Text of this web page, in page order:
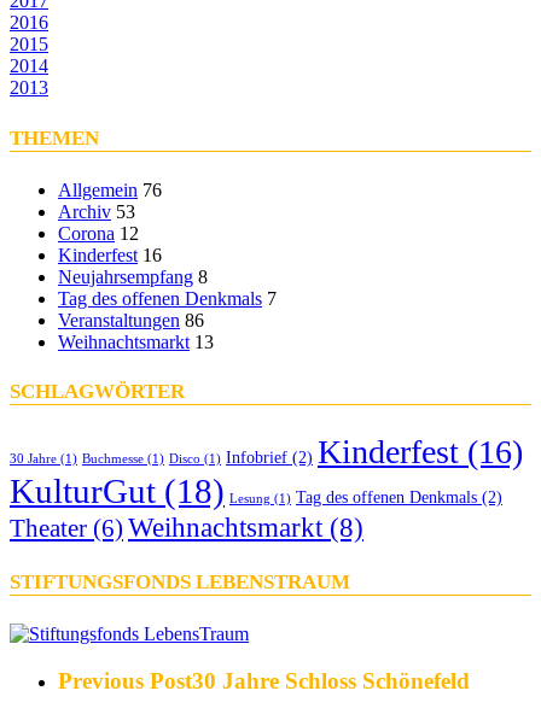
2016
2015
2014
2013
THEMEN
Allgemein 76
Archiv 53
Corona 12
Kinderfest 16
Neujahrsempfang 8
Tag des offenen Denkmals 7
Veranstaltungen 86
Weihnachtsmarkt 13
SCHLAGWÖRTER
30 Jahre (1) Buchmesse (1) Disco (1) Infobrief (2) Kinderfest (16)
KulturGut (18) Lesung (1) Tag des offenen Denkmals (2)
Theater (6) Weihnachtsmarkt (8)
STIFTUNGSFONDS LEBENSTRAUM
Previous Post30 Jahre Schloss Schönefeld